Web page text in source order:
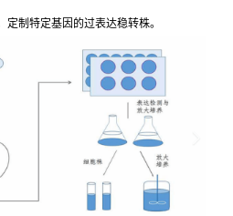
制特定基因的过表达稳转株。